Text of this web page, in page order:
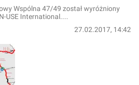
Wspólna 47/49 został wyróżniony
USE International....
27.02.2017, 14:42